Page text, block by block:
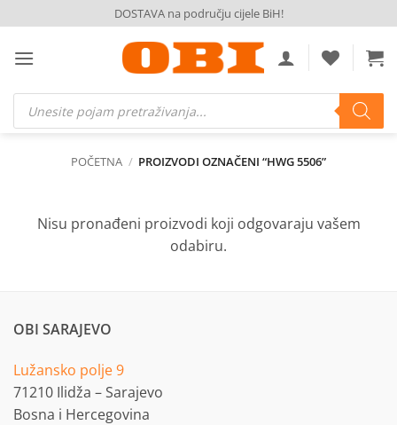
to
content
DOSTAVA na području cijele BiH!
Products
search
POČETNA / PROIZVODI OZNAČENI “HWG 5506”
Nisu pronađeni proizvodi koji odgovaraju vašem
odabiru.
OBI SARAJEVO
Lužansko polje 9
71210 Ilidža – Sarajevo
Bosna i Hercegovina